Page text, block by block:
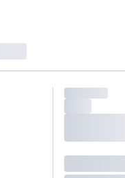
kolejnego pokoju
1 pokoju.